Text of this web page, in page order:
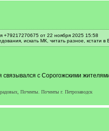
+79217270675 от 22 ноября 2025 15:58
искать МК, читать разное, кстати
связывался с Сорогожскими
Поченты. Поченты г. Петрозаводск